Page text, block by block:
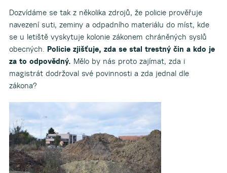
Dozvídáme se tak z několika zdrojů, že policie prověřuje
navezení suti, zeminy a odpadního materiálu do míst, kde
se u letiště vyskytuje kolonie zákonem chráněných syslů
obecných. Policie zjišťuje, zda se stal trestný čin a kdo je
za to odpovědný. Mělo by nás proto zajímat, zda i
magistrát dodržoval své povinnosti a zda jednal dle
zákona?